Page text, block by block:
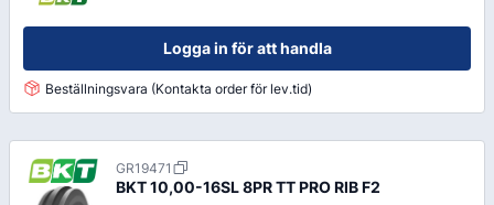
Logga in för att handla
Beställningsvara (Kontakta order för lev.tid)
GR19471
BKT10,00-16SL 8PR TT PRO RIB F2